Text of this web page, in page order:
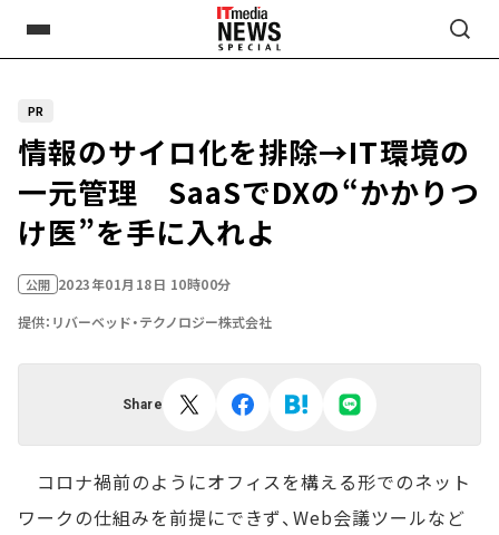
PR
情報のサイロ化を排除→IT環境の
一元管理 SaaSでDXの“かかりつ
け医”を手に入れよ
公開 2023年01月18日 10時00分
提供：リバーベッド・テクノロジー株式会社
Share
コロナ禍前のようにオフィスを構える形でのネット
ワークの仕組みを前提にできず、Web会議ツールなど